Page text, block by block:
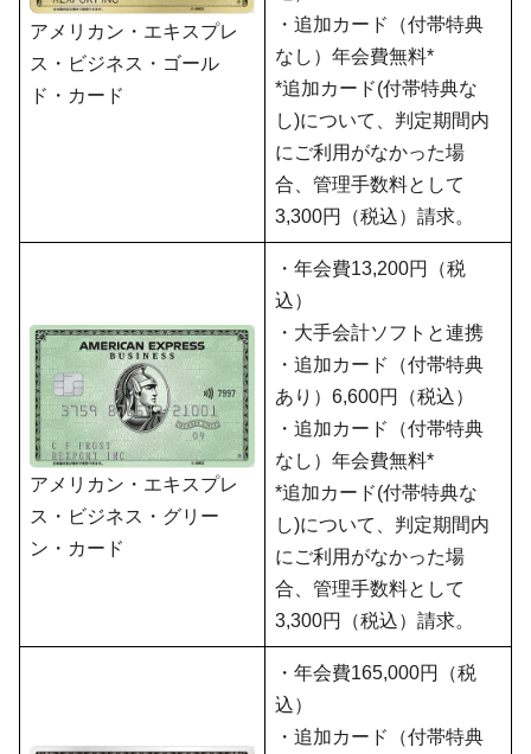
アメリカン・エキスプレ
ス・ビジネス・ゴール
ド・カード
・追加カード（付帯特典
なし）年会費無料*
*追加カード(付帯特典な
し)について、判定期間内
にご利用がなかった場
合、管理手数料として
3,300円（税込）請求。
アメリカン・エキスプレ
ス・ビジネス・グリー
ン・カード
・年会費13,200円（税
込）
・大手会計ソフトと連携
・追加カード（付帯特典
あり）6,600円（税込）
・追加カード（付帯特典
なし）年会費無料*
*追加カード(付帯特典な
し)について、判定期間内
にご利用がなかった場
合、管理手数料として
3,300円（税込）請求。
・年会費165,000円（税
込）
・追加カード（付帯特典